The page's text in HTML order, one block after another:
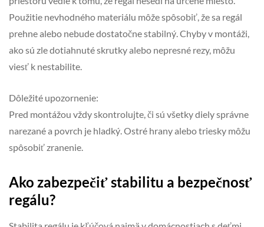
Použitie nevhodného materiálu môže spôsobiť, že sa regál
prehne alebo nebude dostatočne stabilný. Chyby v montáži,
ako sú zle dotiahnuté skrutky alebo nepresné rezy, môžu
viesť k nestabilite.
Dôležité upozornenie:
Pred montážou vždy skontrolujte, či sú všetky diely správne
narezané a povrch je hladký. Ostré hrany alebo triesky môžu
spôsobiť zranenie.
Ako zabezpečiť stabilitu a bezpečnosť
regálu?